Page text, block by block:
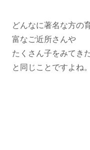
どんなに著名な方の
富なご近所さんや
たくさん子をみてき
と同じことですよね。